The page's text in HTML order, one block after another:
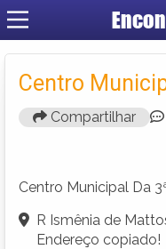
Centro
Compartilhar
Centro Municipal Da
R Ismênia de
Endereço copiado!